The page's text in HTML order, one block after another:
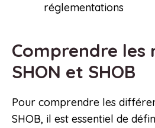
réglementations
Comprendre les
SHON et SHOB
Pour comprendre les
SHOB, il est essentiel de